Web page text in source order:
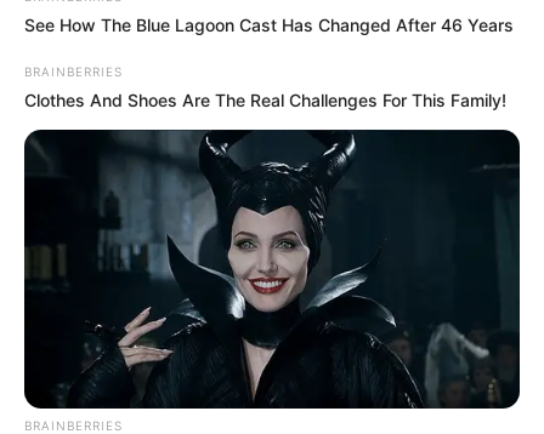
hogyvolt.co - 2026 |Adatvédelem